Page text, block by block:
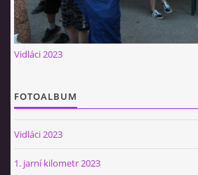
Šafránka 182E
petr.jerousek@vinium.cz
Vidláci 2023
FOTOALBUM
Vidláci 2023
1. jarní kilometr 2023